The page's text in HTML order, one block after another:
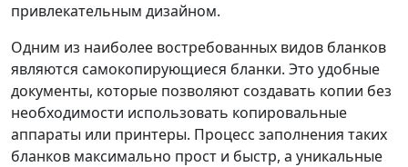
привлекательным дизайном.
Одним из наиболее востребованных видов бланков
являются самокопирующиеся бланки. Это удобные
документы, которые позволяют создавать копии без
необходимости использовать копировальные
аппараты или принтеры. Процесс заполнения таких
бланков максимально прост и быстр, а уникальные